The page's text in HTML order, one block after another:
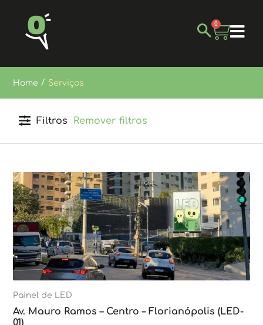
0
Home / Serviços
Filtros Remover filtros
Painel de LED
Av. Mauro Ramos – Centro – Florianópolis (LED-
01)